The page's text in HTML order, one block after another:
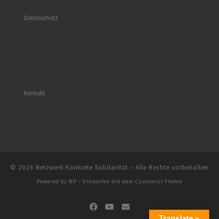
Datenschutz
Kontakt
© 2026 Netzwerk Konkrete Solidarität – Alle Rechte vorbehalten
Powered by WP – Entworfen mit dem Customizr-Theme